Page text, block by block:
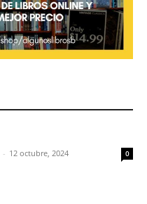
- 12 octubre, 2024 0